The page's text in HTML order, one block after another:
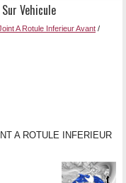
Vehicule
A Rotule Inferieur Avant /
A ROTULE INFERIEUR